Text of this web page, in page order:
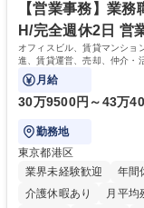
社員から頼られる存在
務の持ち帰りも禁止され
歴・資格 学歴：大学院
【営業事務】業
H/完全週休2日 営
オフィスビル、賃貸マンショ
進、賃貸運営、売却、仲介・
ます。
月給
30万9500円～43万
勤務地
東京都港区
業界未経験歓迎
年間
介護休暇あり
月平均